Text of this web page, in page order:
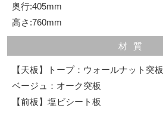
奥行:405mm
高さ:760mm
材質
【天板】トープ：ウォールナット突板
ベージュ：オーク突板
【前板】塩ビシート板